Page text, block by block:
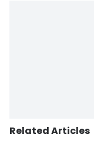
Related Articles